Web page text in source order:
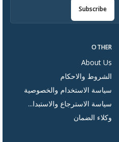
OTHER
About Us
الشروط والاحكام
سياسة الاستخدام والخصوصية
سياسة الاسترجاع والاستبدا...
وكلاء الضمان
Subscribe